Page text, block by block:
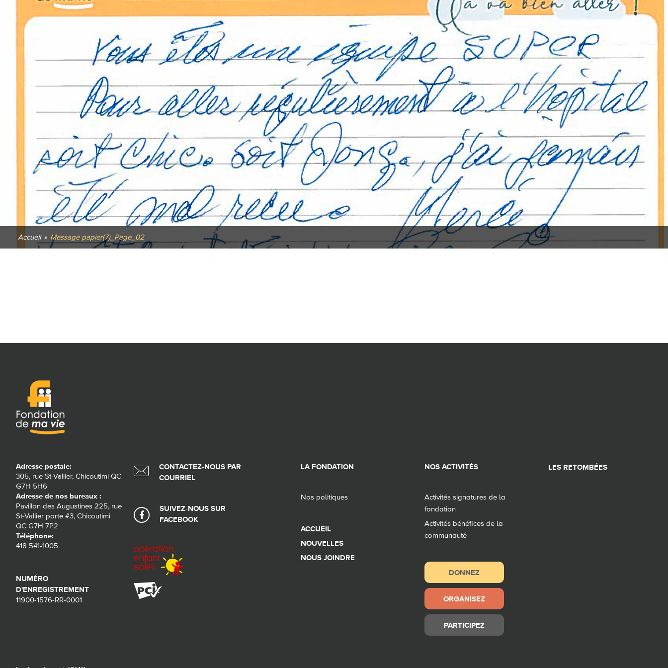
Accueil » Message papier(7)_Page_02
Adresse postale:
305, rue St-Vallier, Chicoutimi QC
G7H 5H6
Adresse de nos bureaux :
Pavillon des Augustines 225, rue
St-Vallier porte #3, Chicoutimi
QC G7H 7P2
Téléphone:
418 541-1005
NUMÉRO
D'ENREGISTREMENT
11900-1576-RR-0001
CONTACTEZ-NOUS PAR
COURRIEL
SUIVEZ-NOUS SUR
FACEBOOK
LA FONDATION
Nos politiques
ACCUEIL
NOUVELLES
NOUS JOINDRE
NOS ACTIVITÉS
Activités signatures de la
fondation
Activités bénéfices de la
communauté
DONNEZ
ORGANISEZ
PARTICIPEZ
LES RETOMBÉES